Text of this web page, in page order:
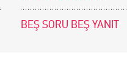
BEŞ SORU BEŞ YANIT